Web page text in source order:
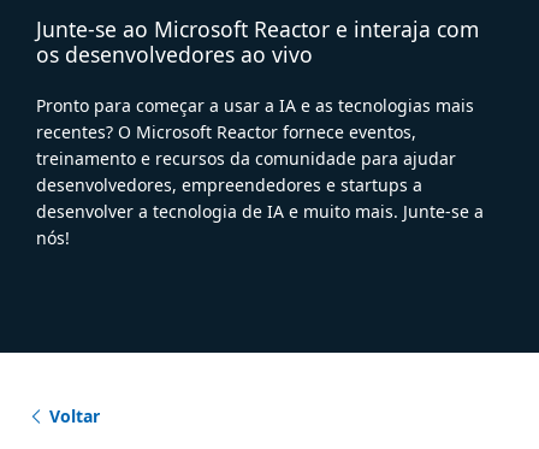
Junte-se ao Microsoft Reactor e interaja com
os desenvolvedores ao vivo
Pronto para começar a usar a IA e as tecnologias mais
recentes? O Microsoft Reactor fornece eventos,
treinamento e recursos da comunidade para ajudar
desenvolvedores, empreendedores e startups a
desenvolver a tecnologia de IA e muito mais. Junte-se a
nós!
Voltar